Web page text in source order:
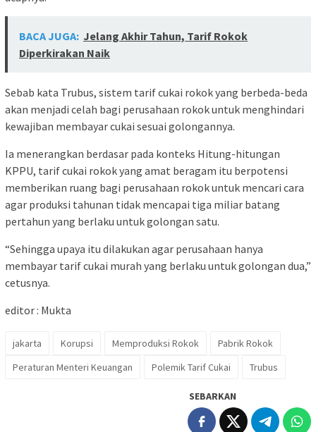
BACA JUGA: Jelang Akhir Tahun, Tarif Rokok
Diperkirakan Naik
Sebab kata Trubus, sistem tarif cukai rokok yang berbeda-beda
akan menjadi celah bagi perusahaan rokok untuk menghindari
kewajiban membayar cukai sesuai golongannya.
Ia menerangkan berdasar pada konteks Hitung-hitungan
KPPU, tarif cukai rokok yang amat beragam itu berpotensi
memberikan ruang bagi perusahaan rokok untuk mencari cara
agar produksi tahunan tidak mencapai tiga miliar batang
pertahun yang berlaku untuk golongan satu.
“Sehingga upaya itu dilakukan agar perusahaan hanya
membayar tarif cukai murah yang berlaku untuk golongan dua,”
cetusnya.
editor : Mukta
jakarta Korupsi Memproduksi Rokok
Pabrik Rokok
Peraturan Menteri Keuangan
Polemik Tarif Cukai Trubus
SEBARKAN